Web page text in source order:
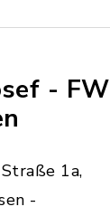
- FW
1a,
-